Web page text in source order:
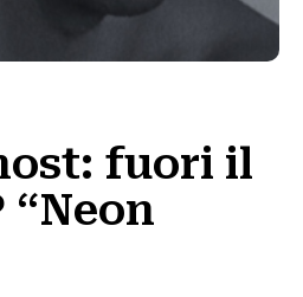
fuori il
“Neon